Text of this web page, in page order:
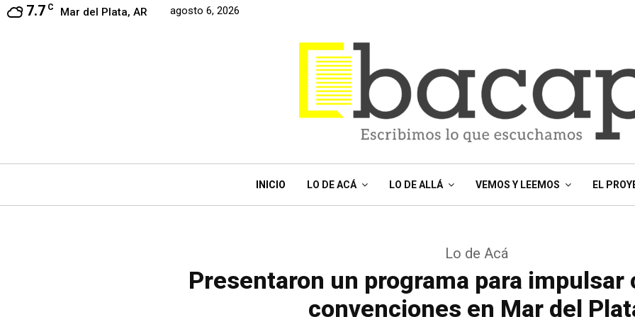
7.7 C Mar del Plata, AR agosto 6, 2026
INICIO LO DE ACÁ LO DE ALLÁ VEMOS Y LEEMOS EL
Lo de Acá
Presentaron un programa para impulsar
convenciones en Mar del